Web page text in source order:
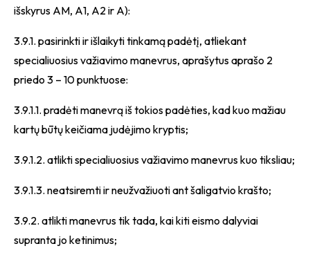
išskyrus AM, A1, A2 ir A):
3.9.1. pasirinkti ir išlaikyti tinkamą padėtį, atliekant
specialiuosius važiavimo manevrus, aprašytus aprašo 2
priedo 3 – 10 punktuose:
3.9.1.1. pradėti manevrą iš tokios padėties, kad kuo mažiau
kartų būtų keičiama judėjimo kryptis;
3.9.1.2. atlikti specialiuosius važiavimo manevrus kuo tiksliau;
3.9.1.3. neatsiremti ir neužvažiuoti ant šaligatvio krašto;
3.9.2. atlikti manevrus tik tada, kai kiti eismo dalyviai
supranta jo ketinimus;